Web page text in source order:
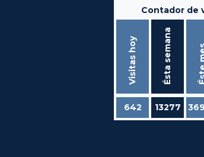
Contador de
Visitas hoy Ésta semana
642 13277